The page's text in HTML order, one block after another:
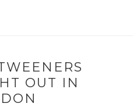
OUT IN